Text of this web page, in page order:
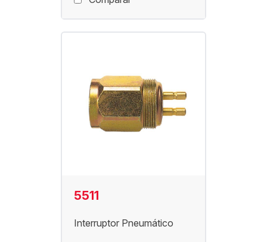
5511
Interruptor Pneumático